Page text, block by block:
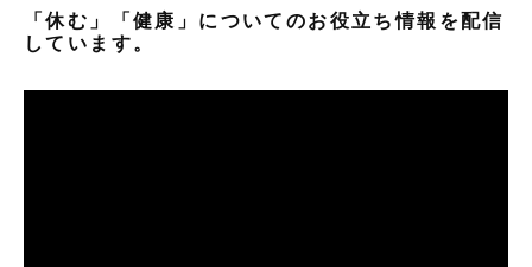
「休む」「健康」についてのお役立ち情報を配信
しています。